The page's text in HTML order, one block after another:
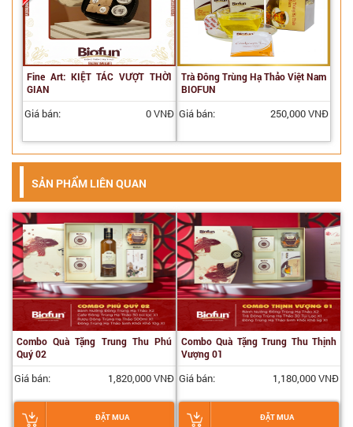
Fine Art: KIỆT TÁC VƯỢT THỜI
GIAN
Giá bán: 0 VNĐ
Trà Đông Trùng Hạ Thảo Việt Nam
BIOFUN
Giá bán: 250,000 VNĐ
SẢN PHẨM LIÊN QUAN
Combo Quà Tặng Trung Thu Phú
Quý 02
Giá bán: 1,820,000 VNĐ
ĐẶT MUA
Combo Quà Tặng Trung Thu Thịnh
Vượng 01
Giá bán: 1,180,000 VNĐ
ĐẶT MUA